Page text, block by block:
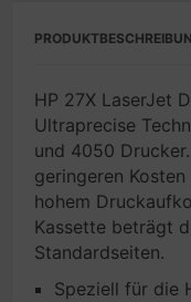
HP 27X LaserJet
Ultraprecise
und 4050
geringeren
hohem
Kassette beträgt
Standardseiten.
Speziell für die